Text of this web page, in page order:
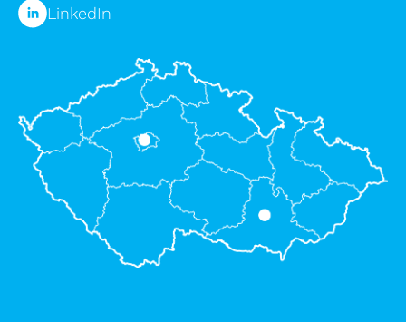
LinkedIn